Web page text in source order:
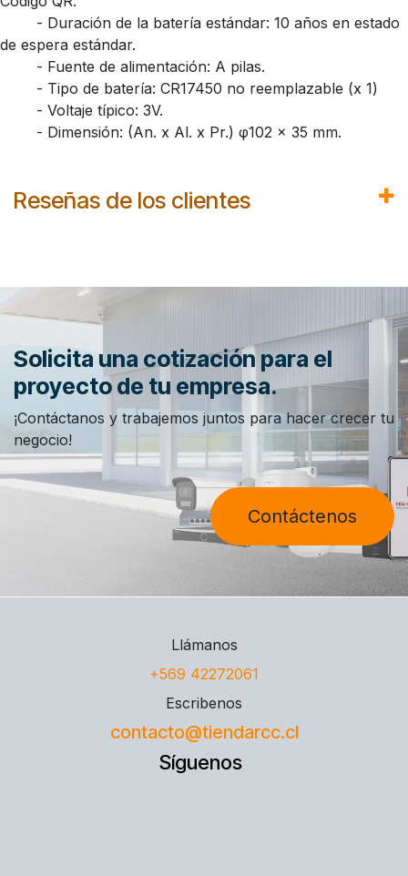
​- Duración de la batería estándar: 10 años en estado
de espera estándar.
​- Fuente de alimentación: A pilas.
​- Tipo de batería: CR17450 no reemplazable (x 1)
​- Voltaje típico: 3V.
​- Dimensión: (An. x Al. x Pr.) φ102 × 35 mm.
Reseñas de los clientes
Solicita una cotización para el
proyecto de tu empresa.
¡Contáctanos y trabajemos juntos para hacer crecer tu
negocio!
Contáctenos
Llámanos
+569 42272061
Escribenos
contacto@tiendarcc.cl
Síguenos